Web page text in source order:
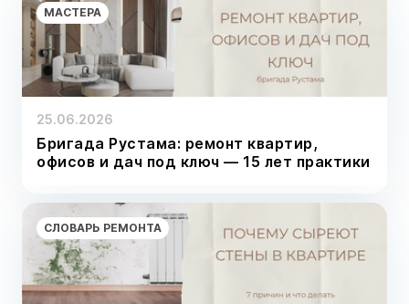
МАСТЕРА
25.06.2026
Бригада Рустама: ремонт квартир,
офисов и дач под ключ — 15 лет практики
СЛОВАРЬ РЕМОНТА